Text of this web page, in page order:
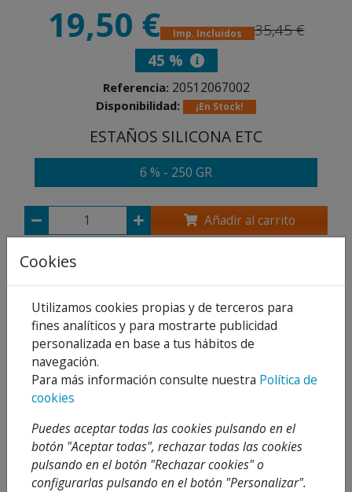
19,50 € Imp. Incluidos
35,45 €
45 %
Referencia: 20512067002
Disponibilidad: ¡En Stock!
ESTAÑOS SILICONA ETC
6 % - 250 GR
Añadir al carrito
Descripción
Detalles
Opiniones
Carrete para soldadura blanda Estaño-Plata 6%.
Cookies
Utilizamos cookies propias y de terceros para
fines analíticos y para mostrarte publicidad
personalizada en base a tus hábitos de
navegación.
Para más información consulte nuestra Política de
cookies
Puedes aceptar todas las cookies pulsando en el
botón "Aceptar todas", rechazar todas las cookies
pulsando en el botón "Rechazar cookies" o
configurarlas pulsando en el botón "Personalizar".